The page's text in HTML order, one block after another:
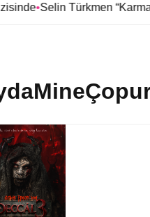
•Selin Türkmen “Karma”